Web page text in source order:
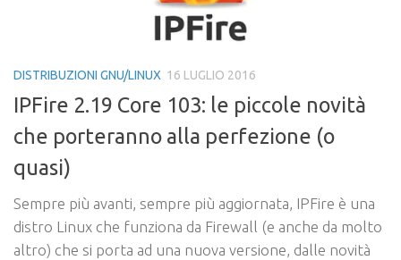
DISTRIBUZIONI GNU/LINUX 16 LUGLIO 2016
IPFire 2.19 Core 103: le piccole novità
che porteranno alla perfezione (o
quasi)
Sempre più avanti, sempre più aggiornata, IPFire è una
distro Linux che funziona da Firewall (e anche da molto
altro) che si porta ad una nuova versione, dalle novità